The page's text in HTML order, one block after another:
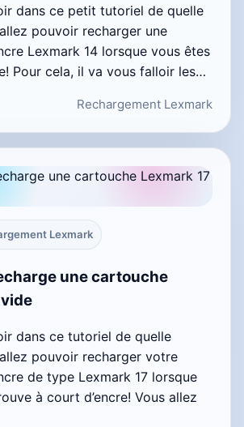
dans ce petit tutoriel de quelle
pouvoir recharger une
Lexmark 14 lorsque vous êtes
Pour cela, il va vous falloir les…
Rechargement Lexmark
Lexmark
une cartouche
dans ce tutoriel de quelle
pouvoir recharger votre
de type Lexmark 17 lorsque
à court d’encre! Vous allez